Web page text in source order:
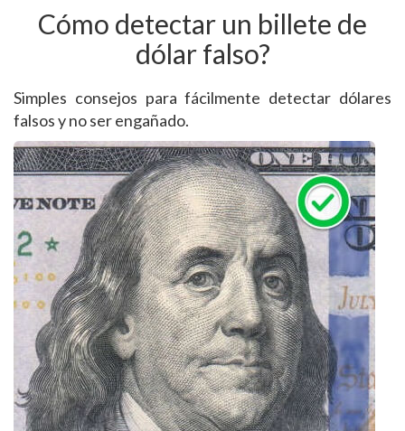
Cómo detectar un billete de
dólar falso?
Simples consejos para fácilmente detectar dólares
falsos y no ser engañado.